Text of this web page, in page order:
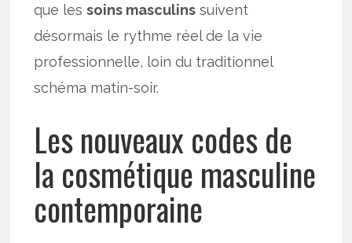
que lessoins masculins suivent
désormais le rythme réel de la vie
professionnelle, loin du traditionnel
schéma matin-soir.
Les nouveaux codes de
la cosmétique masculine
contemporaine